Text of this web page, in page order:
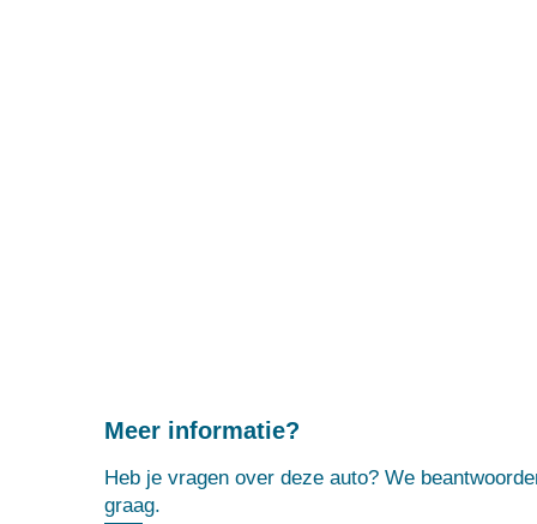
Meer informatie?
Heb je vragen over deze auto? We
graag.